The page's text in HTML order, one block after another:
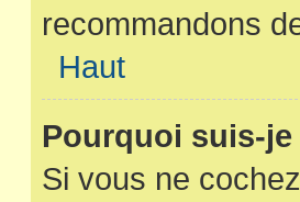
recommandons
Haut
Pourquoi suis-
Si vous ne